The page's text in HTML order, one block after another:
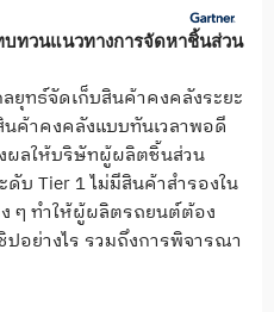
ทวนแนวทางการจัดหาชิ้นส่วน
ทธ์จัดเก็บสินค้าคงคลังระยะ
ค้าคงคลังแบบทันเวลาพอดี
ผลให้บริษัทผู้ผลิตชิ้นส่วน
ดับ Tier 1 ไม่มีสินค้าสำรองใน
ๆ ทำให้ผู้ผลิตรถยนต์ต้อง
อย่างไร รวมถึงการพิจารณา